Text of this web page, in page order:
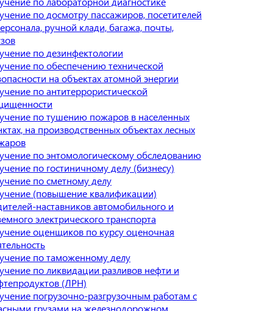
по досмотру пассажиров, посетителей
ручной клади, багажа, почты,
по дезинфектологии
по обеспечению технической
на объектах атомной энергии
по антитеррористической
по тушению пожаров в населенных
на производственных объектах лесных
по энтомологическому обследованию
по гостиничному делу (бизнесу)
по сметному делу
(повышение квалификации)
наставников автомобильного и
электрического транспорта
оценщиков по курсу оценочная
по таможенному делу
по ликвидации разливов нефти и
(ЛРН)
погрузочно-разгрузочным работам с
грузами на железнодорожном